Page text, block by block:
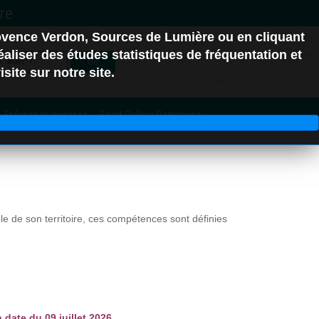
Ponçon
Go
Enfance et jeunesse Sport Culture Patrimoine
de son territoire, ces compétences sont définies
Verdon, Sources de Lumière ou en cliquant
des études statistiques de fréquentation et
sur notre site.